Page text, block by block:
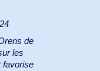
de
les
favorise